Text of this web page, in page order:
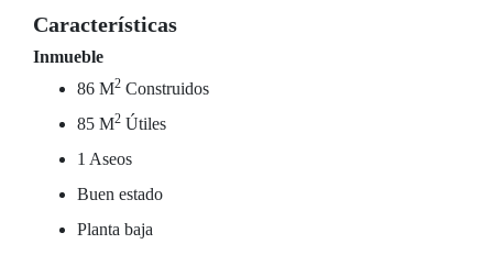
Características
Inmueble
86 M2 Construidos
85 M2 Útiles
1 Aseos
Buen estado
Planta baja